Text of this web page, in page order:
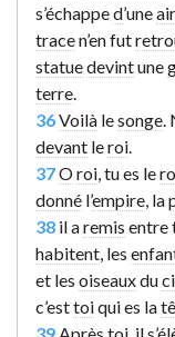
s’échapped’une
tracen’en fut
statuedevintune
terre
36Voilà lesonge
devant leroi
37Oroi , tu es le
donné l’empire , la
38 il aremis entre
habitent , les
et les oiseauxdu
c’esttoiqui es la
39 Après toi, il s’